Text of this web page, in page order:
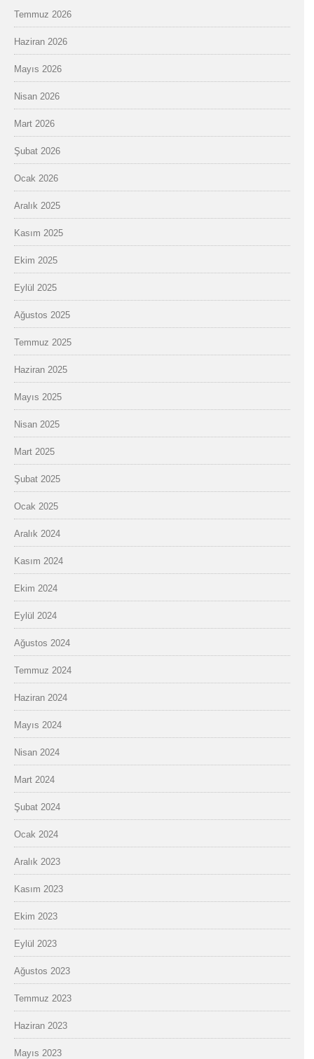
Temmuz 2026
Haziran 2026
Mayıs 2026
Nisan 2026
Mart 2026
Şubat 2026
Ocak 2026
Aralık 2025
Kasım 2025
Ekim 2025
Eylül 2025
Ağustos 2025
Temmuz 2025
Haziran 2025
Mayıs 2025
Nisan 2025
Mart 2025
Şubat 2025
Ocak 2025
Aralık 2024
Kasım 2024
Ekim 2024
Eylül 2024
Ağustos 2024
Temmuz 2024
Haziran 2024
Mayıs 2024
Nisan 2024
Mart 2024
Şubat 2024
Ocak 2024
Aralık 2023
Kasım 2023
Ekim 2023
Eylül 2023
Ağustos 2023
Temmuz 2023
Haziran 2023
Mayıs 2023